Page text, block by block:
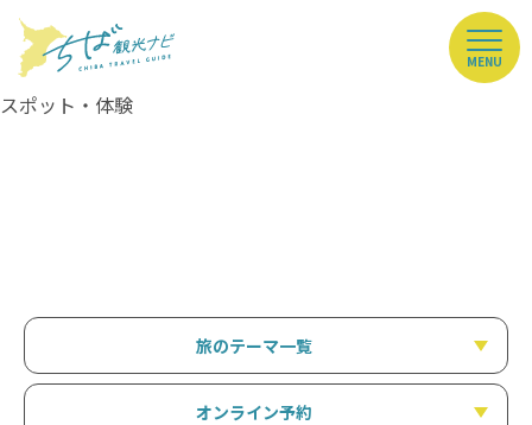
MENU
スポット・体験
旅のテーマ一覧
オンライン予約